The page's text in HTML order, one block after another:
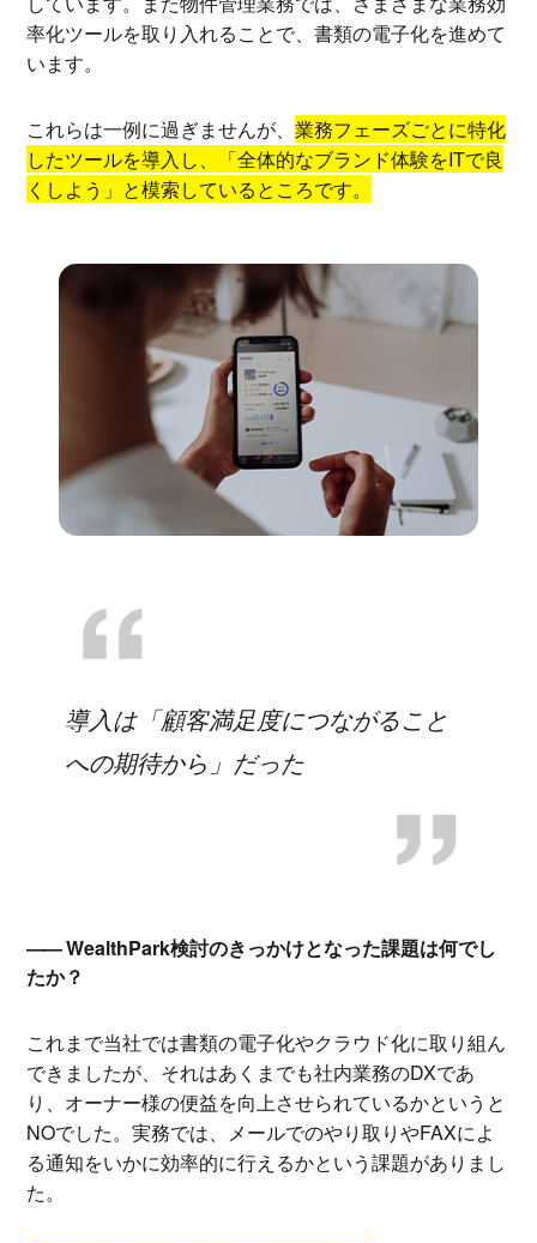
率化ツールを取り入れることで、書類の電子化を進めて
います。
これらは一例に過ぎませんが、業務フェーズごとに特化
したツールを導入し、「全体的なブランド体験をITで良
くしよう」と模索しているところです。
導入は「顧客満足度につながること
への期待から」だった
WealthPark検討のきっかけとなった課題は何でし
たか？
これまで当社では書類の電子化やクラウド化に取り組ん
できましたが、それはあくまでも社内業務のDXであ
り、オーナー様の便益を向上させられているかというと
NOでした。実務では、メールでのやり取りやFAXによ
る通知をいかに効率的に行えるかという課題がありまし
た。